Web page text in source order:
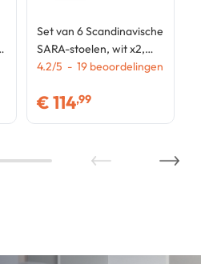
Set van 6 Scandinavische
SARA-stoelen, wit x2,
lichtgrijs x2 en
4.2/5 - 19 beoordelingen
€114,99